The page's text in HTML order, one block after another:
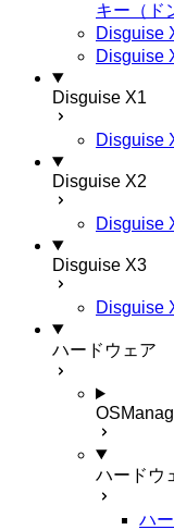
キー（ド
Disguise
Disguise
Disguise X1
Disguise
Disguise X2
Disguise
Disguise X3
Disguise
ハードウェア
ハードウ
ハ